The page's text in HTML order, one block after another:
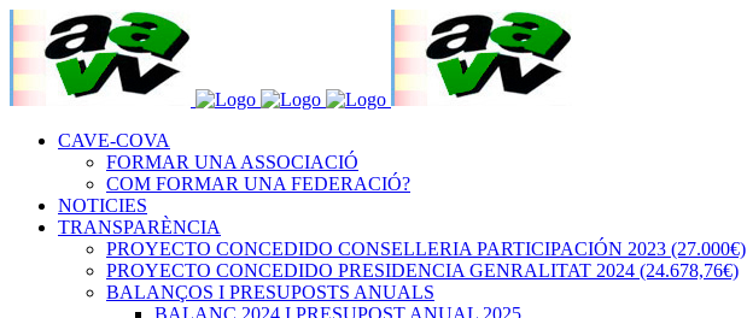
CAVE-COVA
FORMAR UNA ASSOCIACIÓ
COM FORMAR UNA FEDERACIÓ?
NOTICIES
TRANSPARÈNCIA
PROYECTO CONCEDIDO CONSELLERIA PARTICIPACIÓN 2023 (27.000€)
PROYECTO CONCEDIDO PRESIDENCIA GENRALITAT 2024 (24.678,76€)
BALANÇOS I PRESUPOSTS ANUALS
BALANÇ 2024 I PRESUPOST ANUAL 2025